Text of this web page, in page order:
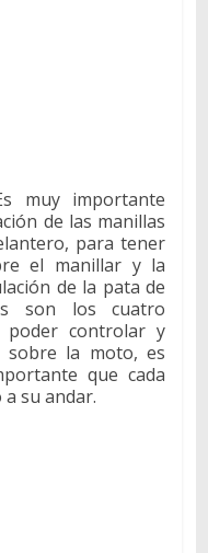
muy importante
de las manillas
para tener
el manillar y la
de la pata de
son los cuatro
poder controlar y
la moto, es
que cada
su andar.